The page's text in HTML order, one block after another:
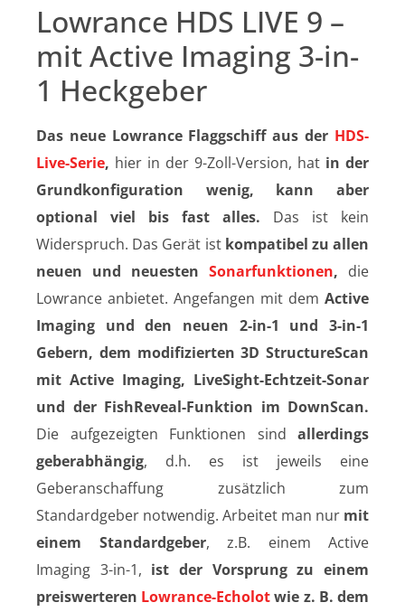
Lowrance HDS LIVE 9 –
mit Active Imaging 3-in-
1 Heckgeber
Das neue Lowrance Flaggschiff aus der HDS-
Live-Serie, hier in der 9-Zoll-Version, hat in der
Grundkonfiguration wenig, kann aber
optional viel bis fast alles. Das ist kein
Widerspruch. Das Gerät ist kompatibel zu allen
neuen und neuesten Sonarfunktionen, die
Lowrance anbietet. Angefangen mit dem Active
Imaging und den neuen 2-in-1 und 3-in-1
Gebern, dem modifizierten 3D StructureScan
mit Active Imaging, LiveSight-Echtzeit-Sonar
und der FishReveal-Funktion im DownScan.
Die aufgezeigten Funktionen sind allerdings
geberabhängig, d.h. es ist jeweils eine
Geberanschaffung zusätzlich zum
Standardgeber notwendig. Arbeitet man nur mit
einem Standardgeber, z.B. einem Active
Imaging 3-in-1, ist der Vorsprung zu einem
preiswerteren Lowrance-Echolotwie z. B. dem